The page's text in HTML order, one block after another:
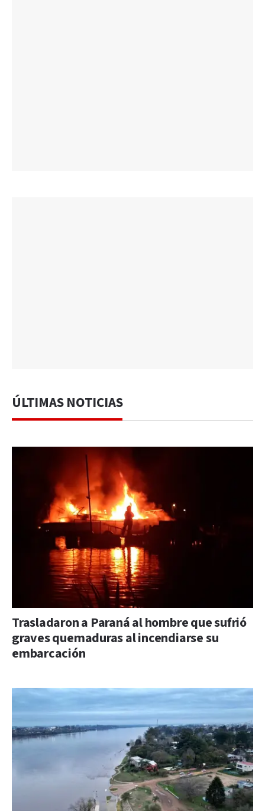
ÚLTIMAS NOTICIAS
Trasladaron a Paraná al hombre que sufrió
graves quemaduras al incendiarse su
embarcación